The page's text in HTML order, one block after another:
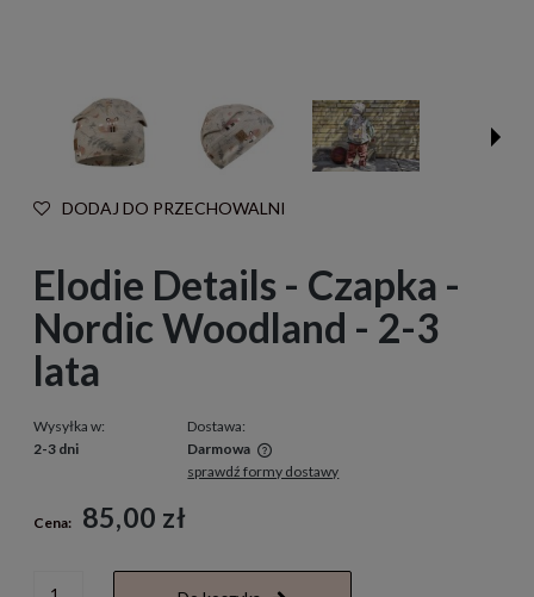
DODAJ DO PRZECHOWALNI
Elodie Details - Czapka -
Nordic Woodland - 2-3
lata
Wysyłka w:
2-3 dni
Dostawa:
Darmowa
Cena nie zawiera ewentualnych kosztów płatności
sprawdź formy dostawy
Cena: 85,00 zł